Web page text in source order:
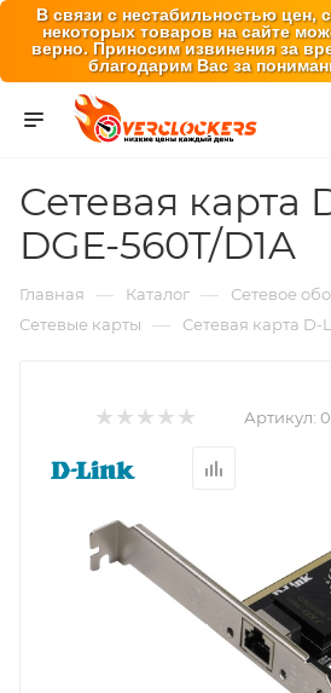
В связи с нестабильностью цен,
некоторых товаров на сайте
верно. Приносим извинения за
благодарим Вас за
Сетевая карта
DGE-560T/D1A
Главная — Каталог — Сетевое
Сетевые карты — Сетевая карта D-
Артикул: